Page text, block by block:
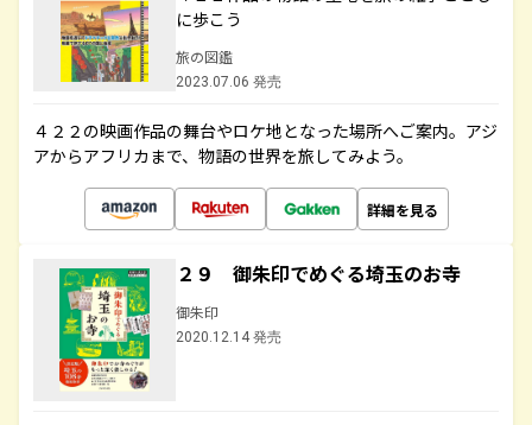
に歩こう
旅の図鑑
2023.07.06 発売
４２２の映画作品の舞台やロケ地となった場所へご案内。アジ
アからアフリカまで、物語の世界を旅してみよう。
詳細を見る
２９ 御朱印でめぐる埼玉のお寺
御朱印
2020.12.14 発売